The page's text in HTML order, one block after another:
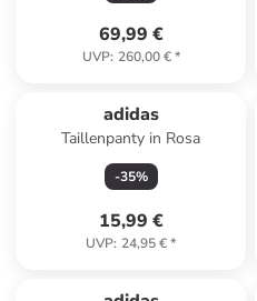
69,99 €
UVP: 260,00 €*
adidas
Taillenpanty in Rosa
-35%
15,99 €
UVP: 24,95 €*